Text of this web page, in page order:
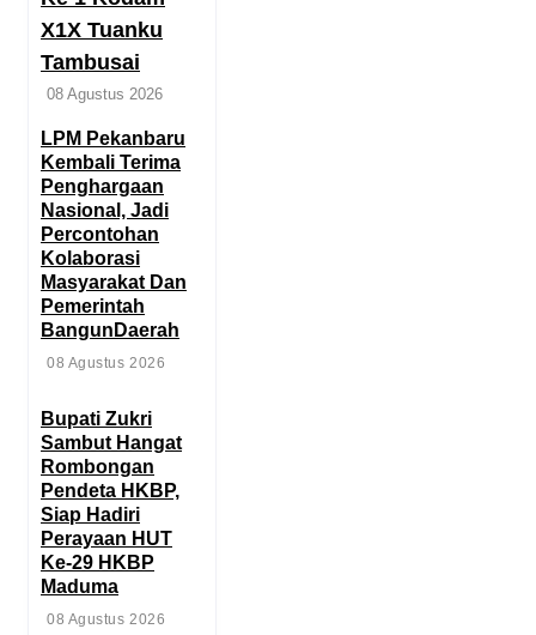
X1X Tuanku
Tambusai
08 Agustus 2026
‎LPM Pekanbaru
Kembali Terima
Penghargaan
Nasional, Jadi
Percontohan
Kolaborasi
Masyarakat Dan
Pemerintah
BangunDaerah
08 Agustus 2026
Bupati Zukri
Sambut Hangat
Rombongan
Pendeta HKBP,
Siap Hadiri
Perayaan HUT
Ke-29 HKBP
Maduma
08 Agustus 2026